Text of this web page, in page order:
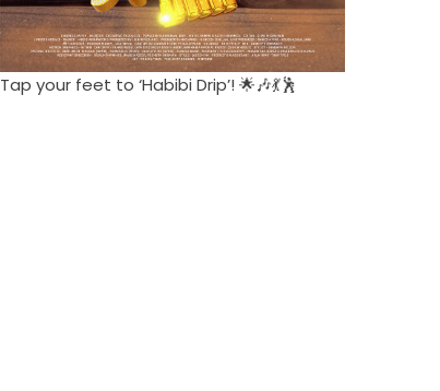
Tap your feet to ‘Habibi Drip’! 🌟🎶💃🕺